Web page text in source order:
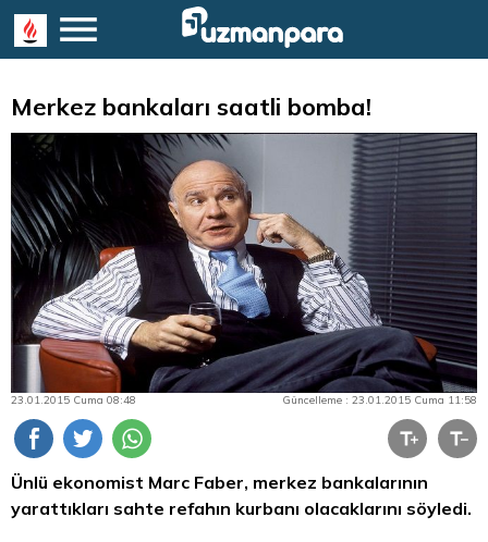
Merkez bankaları saatli bomba!
23.01.2015 Cuma 08:48 Güncelleme : 23.01.2015 Cuma 11:58
Ünlü ekonomist Marc Faber, merkez bankalarının
yarattıkları sahte refahın kurbanı olacaklarını söyledi.